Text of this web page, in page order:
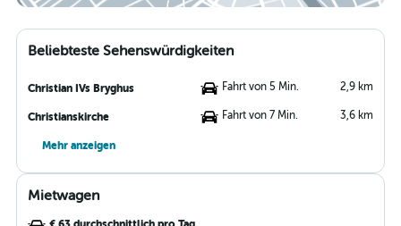
Beliebteste Sehenswürdigkeiten
Christian IVs Bryghus Fahrt von 5 Min. 2,9 km
Christianskirche Fahrt von 7 Min. 3,6 km
Mehr anzeigen
Mietwagen